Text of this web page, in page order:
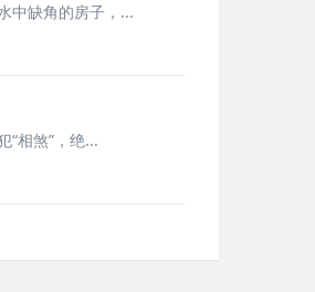
中缺角的房子，...
“相煞”，绝...